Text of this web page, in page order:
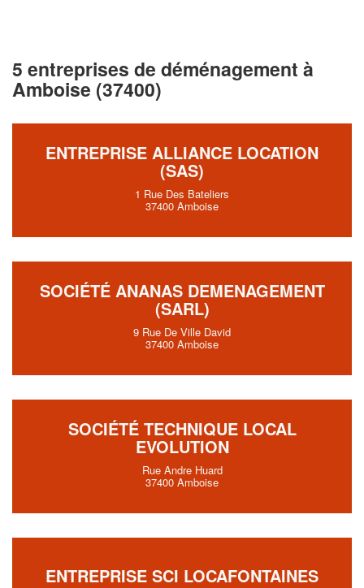
5 entreprises de déménagement à
Amboise (37400)
ENTREPRISE ALLIANCE LOCATION
(SAS)
1 Rue Des Bateliers
37400 Amboise
SOCIÉTÉ ANANAS DEMENAGEMENT
(SARL)
9 Rue De Ville David
37400 Amboise
SOCIÉTÉ TECHNIQUE LOCAL
EVOLUTION
Rue Andre Huard
37400 Amboise
ENTREPRISE SCI LOCAFONTAINES